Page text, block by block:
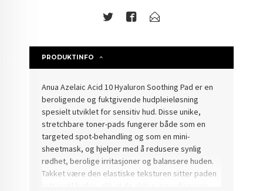
PRODUKTINFO
Anua Azelaic Acid 10 Hyaluron Soothing Pad er en
beroligende og fuktgivende hudpleieløsning
spesielt utviklet for sensitiv hud. Disse unike,
stretchbare toner-pads fungerer både som en
targeted spot-behandling og som en mini-
sheetmask, og hjelper med å redusere synlig
rødhet, berolige irritasjoner og balansere huden.
Takket være den elastiske teksturen sitter paden